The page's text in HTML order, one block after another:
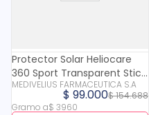
Protector Solar Heliocare
360 Sport Transparent Stick
Spf 50+ X 25 Gr
MEDIVELIUS FARMACEUTICA S.A
$154.688
$ 99.000
Gramo a$ 3960